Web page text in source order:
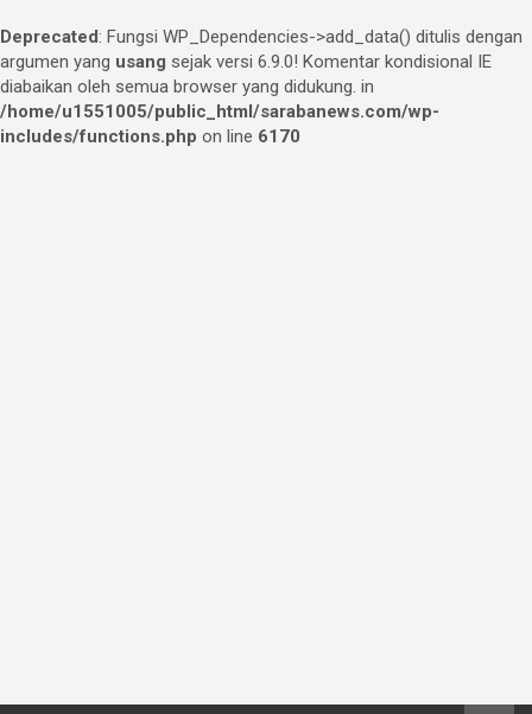
Deprecated: Fungsi WP_Dependencies->add_data() ditulis dengan
argumen yang usang sejak versi 6.9.0! Komentar kondisional IE
diabaikan oleh semua browser yang didukung. in
/home/u1551005/public_html/sarabanews.com/wp-
includes/functions.php on line 6170